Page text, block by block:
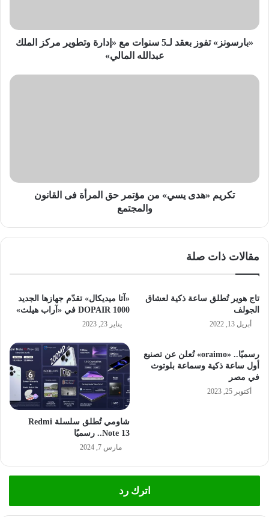
مركز
الملك
«بارسونز» تفوز بعقد لـ5 سنوات مع «إدارة وتطوير مركز الملك
عبدالله المالي»
تكريم
القانون
والمجتمعتكريم «هدى يسي» من مؤتمر حق المرأة فى القانون
والمجتمع
مقالات ذات صلة
تاج هوير تُطلق ساعة ذكية لعشاق
الجولف
أبريل 13, 2022
«آتا ميديكال» تقدّم جهازها الجديد
DOPAIR 1000 في «آراب هيلث»
يناير 23, 2023
رسميًا.. «oraimo» تُعلن عن تصنيع
أول ساعة ذكية وسماعة بلوتوث
في مصر
أكتوبر 25, 2023
شاومي تُطلق سلسلة Redmi
Note 13.. رسميًا
مارس 7, 2024
اترك رد